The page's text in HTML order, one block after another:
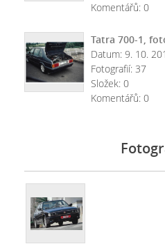
Komentářů: 0
Tatra 700-1,
Datum: 9. 10.
Fotografií: 37
Složek: 0
Komentářů: 0